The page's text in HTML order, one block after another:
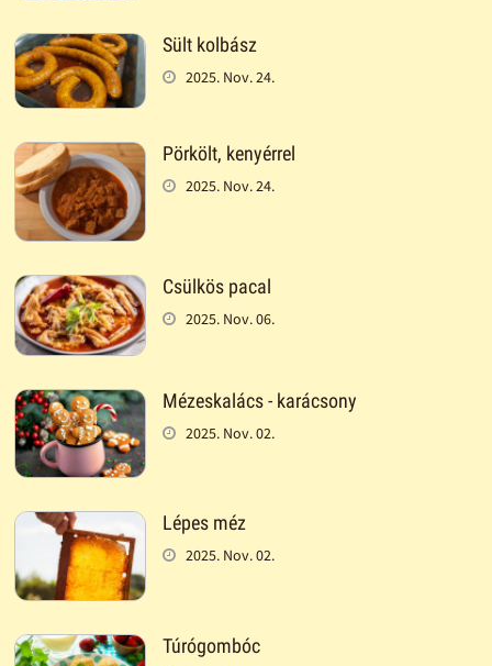
Sült kolbász
2025. Nov. 24.
Pörkölt, kenyérrel
2025. Nov. 24.
Csülkös pacal
2025. Nov. 06.
Mézeskalács - karácsony
2025. Nov. 02.
Lépes méz
2025. Nov. 02.
Túrógombóc